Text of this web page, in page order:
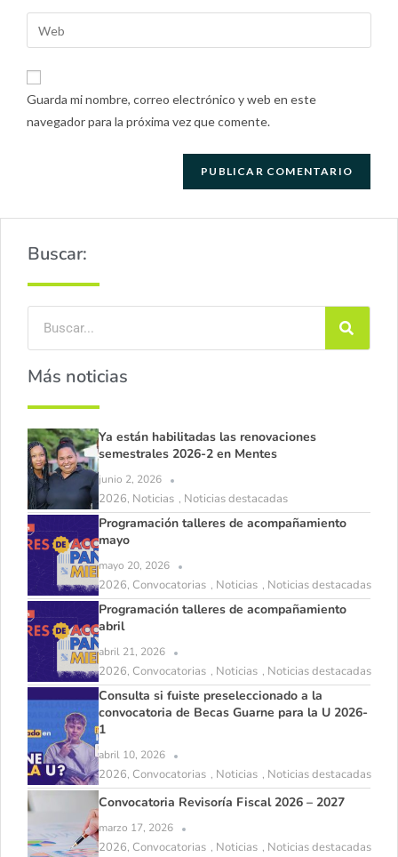
Guarda mi nombre, correo electrónico y web en este
navegador para la próxima vez que comente.
Buscar:
Más noticias
Ya están habilitadas las renovaciones
semestrales 2026-2 en Mentes
junio 2, 2026
2026, Noticias , Noticias destacadas
Programación talleres de acompañamiento
mayo
mayo 20, 2026
2026, Convocatorias , Noticias , Noticias destacadas
Programación talleres de acompañamiento
abril
abril 21, 2026
2026, Convocatorias , Noticias , Noticias destacadas
Consulta si fuiste preseleccionado a la
convocatoria de Becas Guarne para la U 2026-
1
abril 10, 2026
2026, Convocatorias , Noticias , Noticias destacadas
Convocatoria Revisoría Fiscal 2026 – 2027
marzo 17, 2026
2026, Convocatorias , Noticias , Noticias destacadas